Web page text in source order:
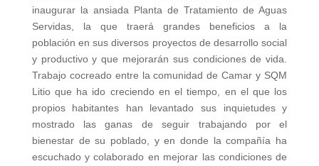
inaugurar la ansiada Planta de Tratamiento de Aguas
Servidas, la que traerá grandes beneficios a la
población en sus diversos proyectos de desarrollo social
y productivo y que mejorarán sus condiciones de vida.
Trabajo cocreado entre la comunidad de Camar y SQM
Litio que ha ido creciendo en el tiempo, en el que los
propios habitantes han levantado sus inquietudes y
mostrado las ganas de seguir trabajando por el
bienestar de su poblado, y en donde la compañía ha
escuchado y colaborado en mejorar las condiciones de